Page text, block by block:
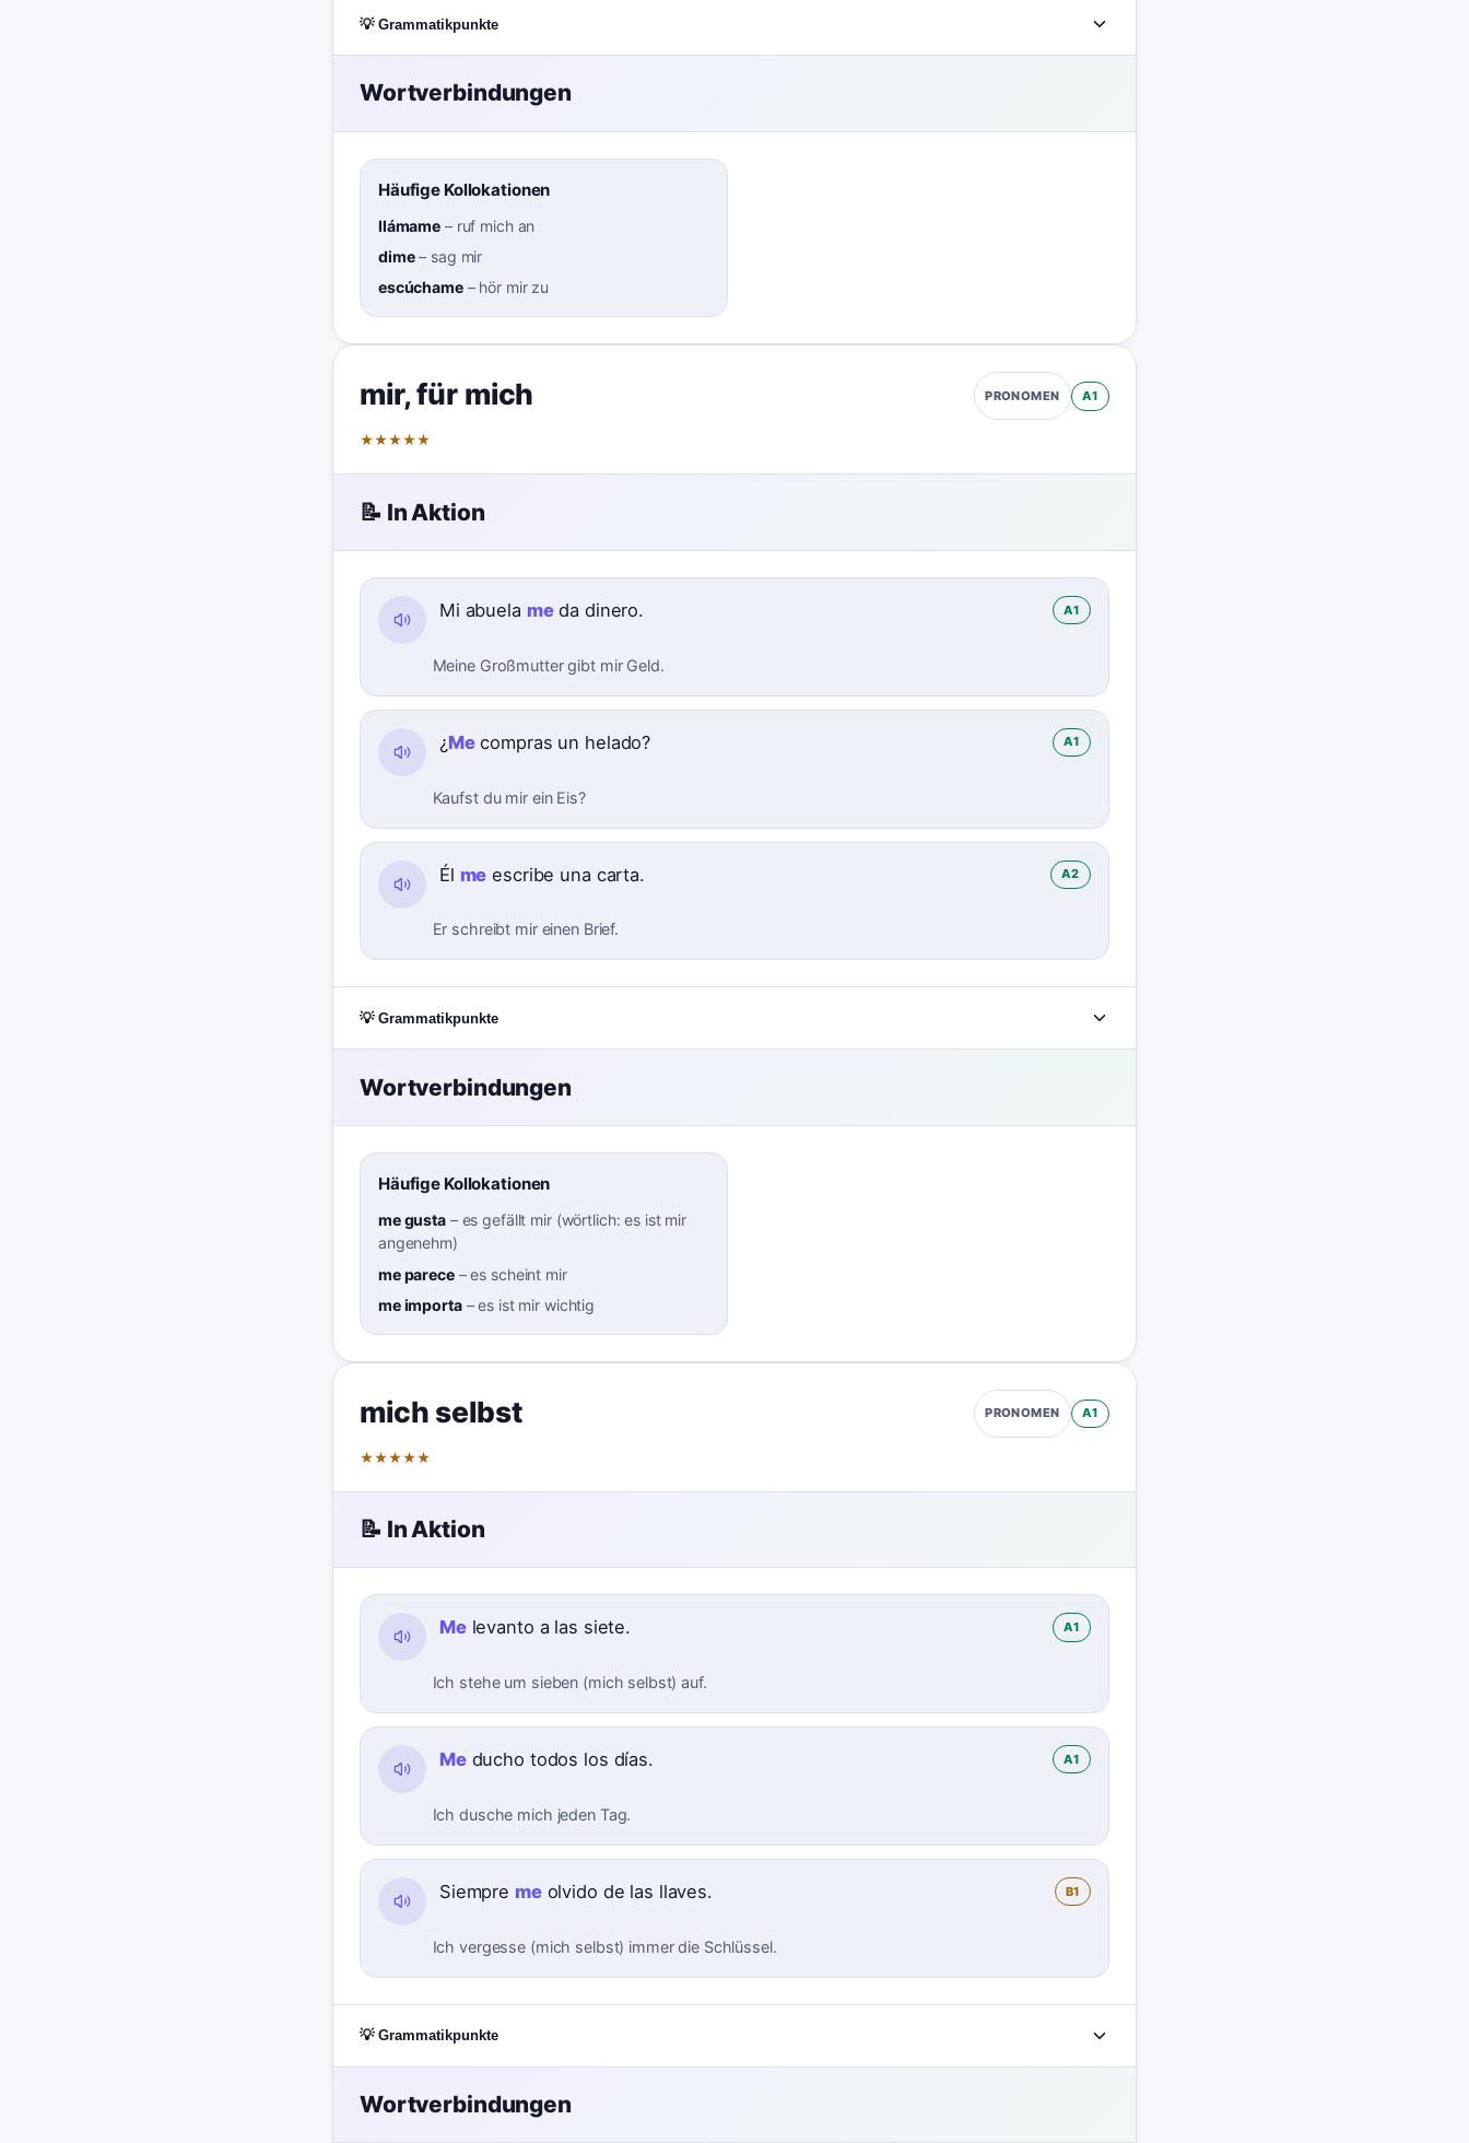
💡 Grammatikpunkte
Wortverbindungen
Häufige Kollokationen
llámame – ruf mich an
dime– sag mir
escúchame– hör mir zu
mir,für mich PRONOMEN A1
★★★★★
📝 In Aktion
Mi abuela meda dinero. A1
Meine Großmutter gibt mir Geld.
¿Mecompras un helado? A1
Kaufst du mir ein Eis?
Él me escribe una carta. A2
Er schreibt mir einen Brief.
💡 Grammatikpunkte
Wortverbindungen
Häufige Kollokationen
me gusta– es gefällt mir (wörtlich: es ist mir
angenehm)
me parece–es scheint mir
me importa–es ist mir wichtig
mich selbst PRONOMEN A1
★★★★★
📝 In Aktion
Melevanto a las siete. A1
Ich stehe um sieben (mich selbst) auf.
Meducho todos los días. A1
Ich dusche mich jeden Tag.
Siempre meolvido de las llaves. B1
Ich vergesse (mich selbst) immer die Schlüssel.
💡 Grammatikpunkte
Wortverbindungen